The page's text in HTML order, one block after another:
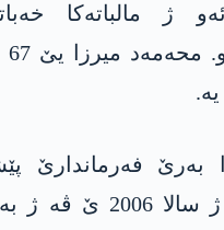
ژ مالباتەکا
بەرێ فەرماندارێ
بوو. لێ بەلێ ژ سالا